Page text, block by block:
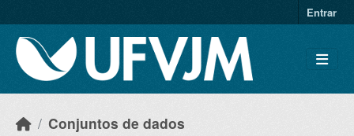
Entrar
Conjuntos de dados